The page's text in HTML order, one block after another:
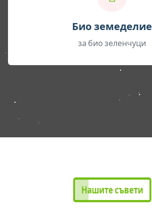
Био земеделие
за био зеленчуци
Нашите съвети